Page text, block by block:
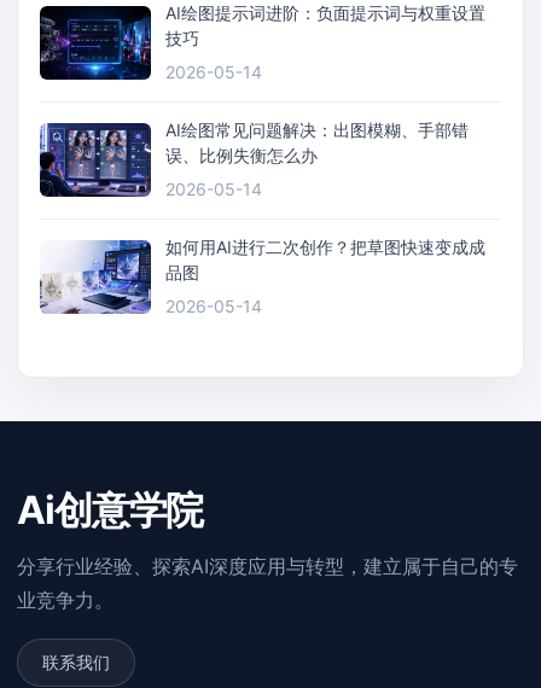
AI绘图提示词进阶：负面提示词与权重设置
技巧
2026-05-14
AI绘图常见问题解决：出图模糊、手部错
误、比例失衡怎么办
2026-05-14
如何用AI进行二次创作？把草图快速变成成
品图
2026-05-14
Ai创意学院
分享行业经验、探索AI深度应用与转型，建立属于自己的专
业竞争力。
联系我们